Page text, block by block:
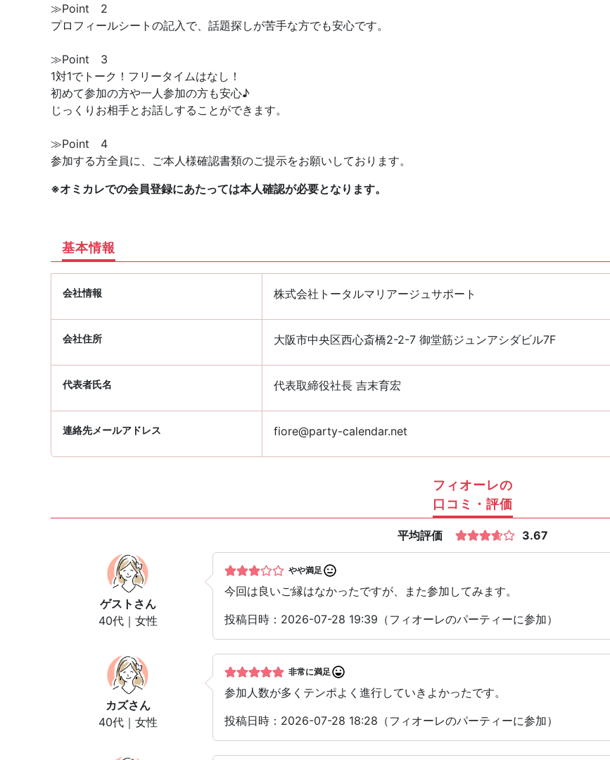
≫Point 2
プロフィールシートの記入で、話題探しが苦手な方でも安心です。
≫Point 3
1対1でトーク！フリータイムはなし！
初めて参加の方や一人参加の方も安心♪
じっくりお相手とお話しすることができます。
≫Point 4
参加する方全員に、ご本人様確認書類のご提示をお願いしております。
※オミカレでの会員登録にあたっては本人確認が必要となります。
基本情報
会社情報 株式会社トータルマリアージュサポート
会社住所 大阪市中央区西心斎橋2-2-7 御堂筋ジュンアシダビル7F
代表者氏名 代表取締役社長 吉末育宏
連絡先メールアドレス fiore@party-calendar.net
フィオーレの
口コミ・評価
平均評価 3.67
ゲスト さん
40代｜女性
やや満足
今回は良いご縁はなかったですが、また参加してみます。
投稿日時：2026-07-28 19:39（フィオーレのパーティーに参加）
カズさん
40代｜女性
非常に満足
参加人数が多くテンポよく進行していきよかったです。
投稿日時：2026-07-28 18:28（フィオーレのパーティーに参加）